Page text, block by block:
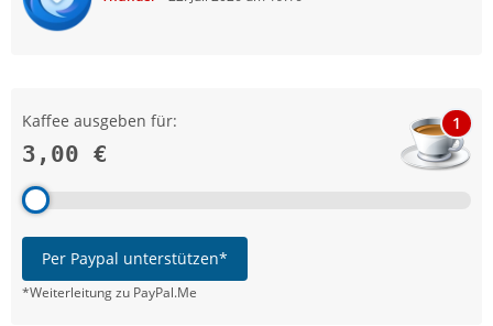
Kaffee ausgeben für:
3,00 €
1
Per Paypal unterstützen*
*Weiterleitung zu PayPal.Me